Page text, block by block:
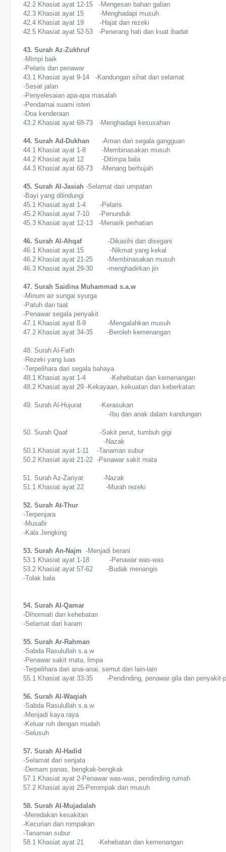
42.2 Khasiat ayat 12-15 -Mengesan bahan galian
42.3 Khasiat ayat 15 -Menghadapi musuh
42.4 Khasiat ayat 19 -Hajat dan rezeki
42.5 Khasiat ayat 52-53 -Penerang hati dan kuat ibadat
43. Surah Az-Zukhruf
-Mimpi baik
-Pelaris dan penawar
43.1 Khasiat ayat 9-14 -Kandungan sihat dan selamat
-Sesat jalan
-Penyelesaian apa-apa masalah
-Pendamai suami isteri
-Doa kenderaan
43.2 Khasiat ayat 68-73 -Menghadapi kesusahan
44. Surah Ad-Dukhan -Aman dari segala gangguan
44.1 Khasiat ayat 1-8 -Membinasakan musuh
44.2 Khasiat ayat 12 -Ditimpa bala
44.3 Khasiat ayat 68-73 -Menang berhujah
45. Surah Al-Jasiah -Selamat dari umpatan
-Bayi yang dilindungi
45.1 Khasiat ayat 1-4 -Pelaris
45.2 Khasiat ayat 7-10 -Penunduk
45.3 Khasiat ayat 12-13 -Menarik perhatian
46. Surah Al-Ahqaf-Dikasihi dan disegani
46.1 Khasiat ayat 15 -Nikmat yang kekal
46.2 Khasiat ayat 21-25 -Membinasakan musuh
46.3 Khasiat ayat 29-30 -menghadirkan jin
47. Surah Saidina Muhammad s.a.w
-Minum air sungai syurga
-Patuh dan taat
-Penawar segala penyakit
47.1 Khasiat ayat 8-9 -Mengalahkan musuh
47.2 Khasiat ayat 34-35 -Beroleh kemenangan
48. Surah Al-Fath
-Rezeki yang luas
-Terpelihara dari segala bahaya
48.1 Khasiat ayat 1-4 -Kehebatan dan kemenangan
48.2 Khasiat ayat 29 -Kekayaan, kekuatan dan keberkatan
49. Surah Al-Hujurat -Kerasukan
-Ibu dan anak dalam kandungan
50. Surah Qaaf -Sakit perut, tumbuh gigi
-Nazak
50.1 Khasiat ayat 1-11 -Tanaman subur
50.2 Khasiat ayat 21-22 -Penawar sakit mata
51. Surah Az-Zariyat -Nazak
51.1 Khasiat ayat 22 -Murah rezeki
52. Surah At-Thur
-Terpenjara
-Musafir
-Kala Jengking
53. Surah An-Najm -Menjadi berani
53.1 Khasiat ayat 1-18 -Penawar was-was
53.2 Khasiat ayat 57-62 -Budak menangis
-Tolak bala
54. Surah Al-Qamar
-Dihormati dan kehebatan
-Selamat dari karam
55. Surah Ar-Rahman
-Sabda Rasulullah s.a.w
-Penawar sakit mata, limpa
-Terpelihara dari anai-anai, semut dan lain-lain
55.1 Khasiat ayat 33-35 -Pendinding, penawar gila dan penyakit-
56. Surah Al-Waqiah
-Sabda Rasulullah s.a.w
-Menjadi kaya raya
-Keluar roh dengan mudah
-Selusuh
57. Surah Al-Hadid
-Selamat dari senjata
-Demam panas, bengkak-bengkak
57.1 Khasiat ayat 2-Penawar was-was, pendinding rumah
57.2 Khasiat ayat 25-Perompak dan musuh
58. Surah Al-Mujadalah
-Meredakan kesakitan
-Kecurian dan rompakan
-Tanaman subur
58.1 Khasiat ayat 21 -Kehebatan dan kemenangan